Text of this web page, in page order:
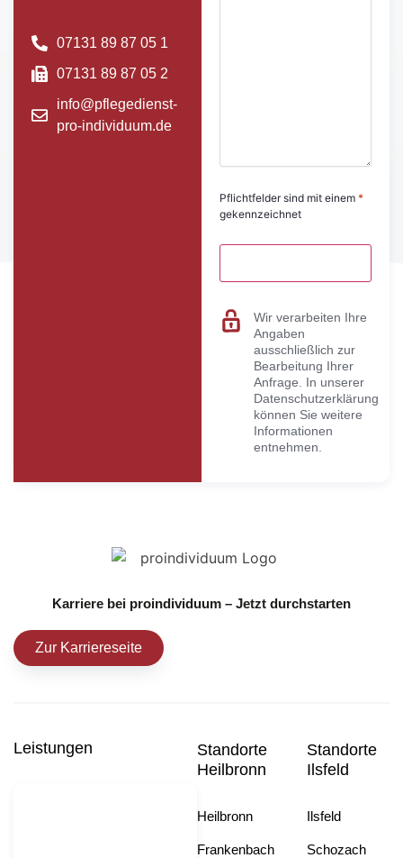
07131 89 87 05 1
07131 89 87 05 2
info@pflegedienst-
pro-individuum.de
Pflichtfelder sind mit einem *
gekennzeichnet
Wir verarbeiten Ihre
Angaben
ausschließlich zur
Bearbeitung Ihrer
Anfrage. In unserer
Datenschutzerklärung
können Sie weitere
Informationen
entnehmen.
Karriere bei proindividuum – Jetzt durchstarten
Zur Karriereseite
Leistungen
Standorte
Heilbronn
Heilbronn
Frankenbach
Standorte
Ilsfeld
Ilsfeld
Schozach